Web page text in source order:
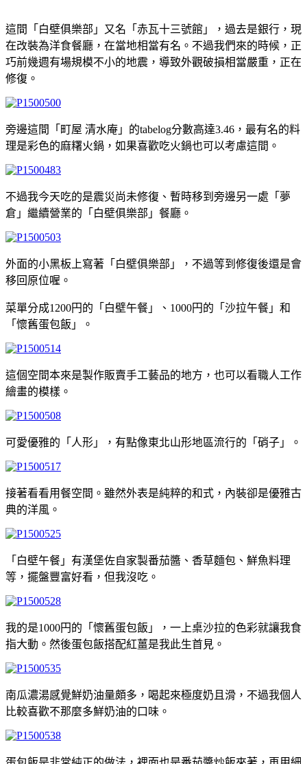
這間「白壁俱樂部」又名「赤瓦十三號館」，過去是銀行，現
在改裝為洋食餐廳，在當地相當有名。不過我們來的時候，正
巧前幾週有場規模不小的地震，導致外觀破損相當嚴重，正在
修復。
旁邊這間「町屋 清水庵」的tabelog分數高達3.46，最有名的料
理是彩色的麻糬火鍋，如果喜歡吃火鍋也可以考慮這間。
不過我今天吃的是震災尚未修復、暫時移到旁邊另一處「夢
倉」繼續營業的「白壁俱樂部」餐廳。
外面的小黑板上寫著「白壁俱樂部」，不過等到修復後還是會
移回原位喔。
菜單分成1200円的「白壁午餐」、1000円的「沙拉午餐」和
「懷舊蛋包飯」。
這個空間本來是製作販賣手工藝品的地方，也可以看職人工作
繪畫的模樣。
可愛優雅的「人形」，有點像東北山形地區流行的「硝子」。
接著看看用餐空間。雖然外表是純粹的和式，內裝卻是優雅古
典的洋風。
「白壁午餐」有漢堡佐自家製番茄醬、香草麵包、鮮魚料理
等，擺盤豐富好看，但我沒吃。
我的是1000円的「懷舊蛋包飯」，一上桌沙拉的色彩就讓我食
指大動。然後蛋包飯搭配紅薑是我此生首見。
南瓜濃湯感覺鮮奶油量頗多，喝起來極度奶且滑，不過我個人
比較喜歡不那麼多鮮奶油的口味。